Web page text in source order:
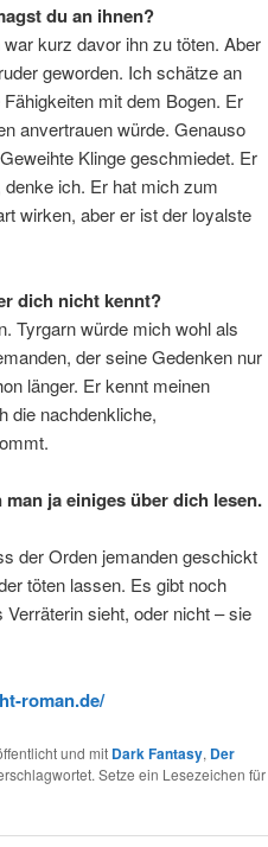
du an ihnen?
kurz davor ihn zu töten. Aber
geworden. Ich schätze an
mit dem Bogen. Er
anvertrauen würde. Genauso
Klinge geschmiedet. Er
ich. Er hat mich zum
wirken, aber er ist der loyalste
dich nicht kennt?
Tyrgarn würde mich wohl als
der seine Gedenken nur
länger. Er kennt meinen
die nachdenkliche,
ja einiges über dich lesen.
der Orden jemanden geschickt
töten lassen. Es gibt noch
sieht, oder nicht – sie
roman.de/
und mit Dark Fantasy, Der
Setze ein Lesezeichen für